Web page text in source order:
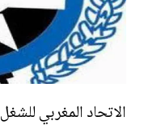
الاتحاد المغربي للشغل